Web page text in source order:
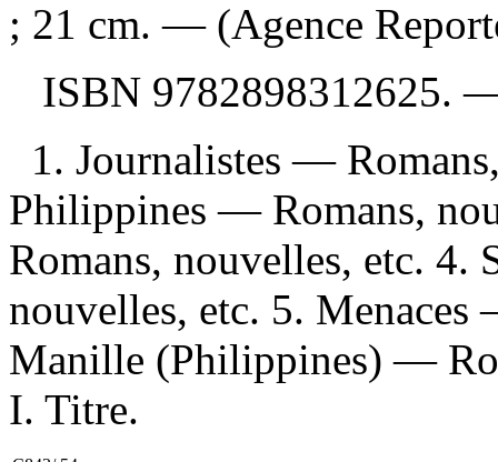
; 21 cm. — (Agence
ISBN 9782898312625.
1. Journalistes —
Philippines — Romans,
Romans, nouvelles, etc.
nouvelles, etc. 5.
Manille (Philippines) —
I. Titre.